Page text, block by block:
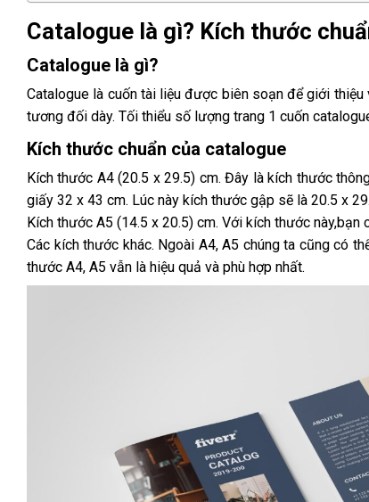
Catalogue là gì? Kích thước
Catalogue là gì?
Catalogue là cuốn tài liệu được biên soạn để giới
tương đối dày. Tối thiểu số lượng trang 1 cuốn
Kích thước chuẩn của catalogue
Kích thước A4 (20.5 x 29.5) cm. Đây là kích thước
giấy 32 x 43 cm. Lúc này kích thước gập sẽ là 20.5 x
Kích thước A5 (14.5 x 20.5) cm. Với kích thước
Các kích thước khác. Ngoài A4, A5 chúng ta cũng có
thước A4, A5 vẫn là hiệu quả và phù hợp nhất.